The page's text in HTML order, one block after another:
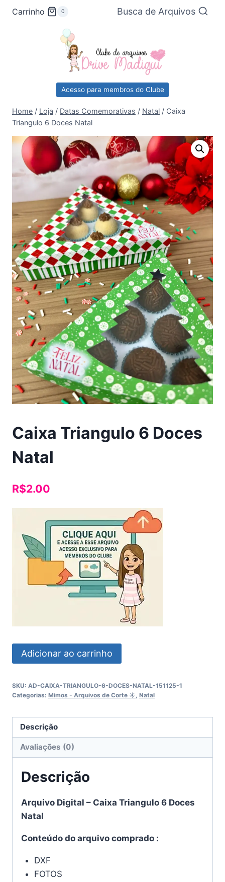
Pular
Carrinho 0 Busca de Arquivos
Acesso para membros do Clube
Home / Loja / Datas Comemorativas / Natal / Caixa
Triangulo 6 Doces Natal
Caixa Triangulo 6 Doces
Natal
R$2.00
Caixa
Triangulo
Doces
quantidade
Adicionar ao carrinho
SKU: AD-CAIXA-TRIANGULO-6-DOCES-NATAL-151125-1
Categorias: Mimos - Arquivos de Corte ☀︎ Natal
Descrição
Avaliações (0)
Descrição
Arquivo Digital – Caixa Triangulo 6 Doces
Natal
Conteúdo do arquivo comprado :
DXF
FOTOS